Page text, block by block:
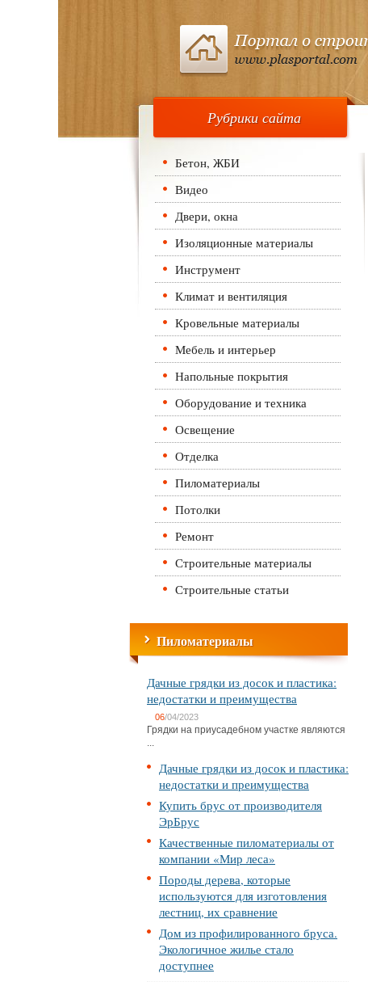
Рубрики сайта
Бетон, ЖБИ
Видео
Двери, окна
Изоляционные материалы
Инструмент
Климат и вентиляция
Кровельные материалы
Мебель и интерьер
Напольные покрытия
Оборудование и техника
Освещение
Отделка
Пиломатериалы
Потолки
Ремонт
Строительные материалы
Строительные статьи
Пиломатериалы
Дачные грядки из досок и пластика:
недостатки и преимущества
06/04/2023
Грядки на приусадебном участке являются
...
Дачные грядки из досок и пластика:
недостатки и преимущества
Купить брус от производителя
ЭрБрус
Качественные пиломатериалы от
компании «Мир леса»
Породы дерева, которые
используются для изготовления
лестниц, их сравнение
Дом из профилированного бруса.
Экологичное жилье стало
доступнее